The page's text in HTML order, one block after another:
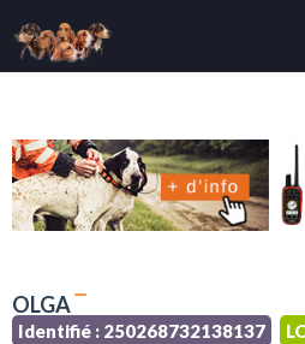
OLGA
Identifié : 250268732138137